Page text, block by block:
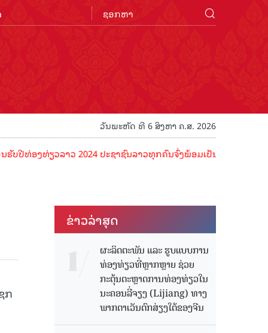
ວັນພະຫັດ ທີ 6 ສິງຫາ ຄ.ສ. 2026
ອງທ່ຽວລາວ 2024 ປະຊາຊົນລາວທຸກຄົນຈົ່ງພ້ອມເປັນເຈົ້າພາບທີ່ດີ ຕ້ອນ
ກ
ຂ່າວ​ລ່າ​ສຸດ
ຜະລິດຕະພັນ ແລະ ຮູບແບບການ
ທ່ອງທ່ຽວທີ່ຫຼາກຫຼາຍ ຊ່ວຍ
ກະຕຸ້ນຕະຫຼາດການທ່ອງທ່ຽວໃນ
ນະຄອນລີ່ຈຽງ (Lijiang) ທາງ
ພາກຕາເວັນຕົກສ່ຽງໃຕ້ຂອງຈີນ